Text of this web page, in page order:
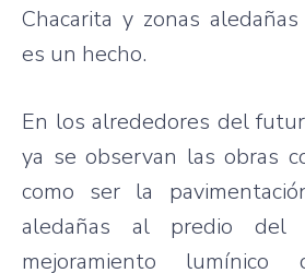
Chacarita y zonas
es un hecho.
En los alrededores del
ya se observan las obras
como ser la
aledañas al predio del
mejoramiento